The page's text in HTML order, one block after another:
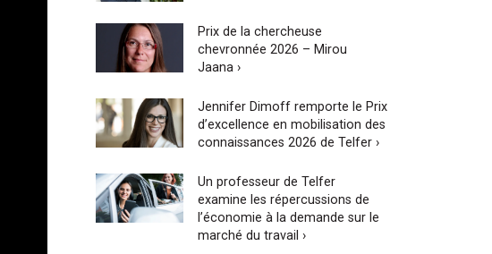
Prix de la chercheuse
chevronnée 2026 – Mirou
Jaana ›
Jennifer Dimoff remporte le Prix
d’excellence en mobilisation des
connaissances 2026 de Telfer ›
Un professeur de Telfer
examine les répercussions de
l’économie à la demande sur le
marché du travail ›